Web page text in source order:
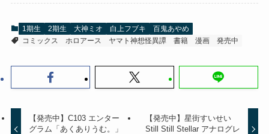
1期生 2期生 大神ミオ 白上フブキ
百鬼あやめ
コミックス
ホロアース ヤマト神想怪異譚 書籍 漫画 発売中
【発売中】C103 エンター
グラム「あくありうむ。」
【発売中】星街すいせい
Still Still Stellar アナログレ